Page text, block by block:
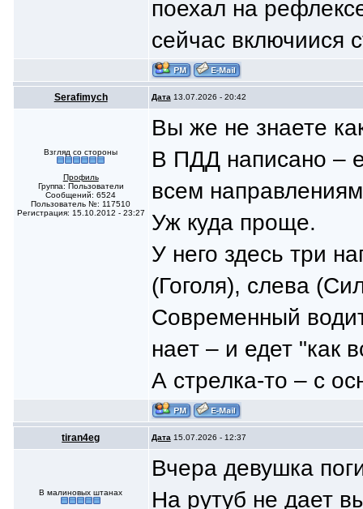
поехал на
сейчас включиися
Serafimych Дата 13.07.2026 - 20:42
Взгляд со стороны
Профиль
Группа: Пользователи
Сообщений: 6524
Пользователь №: 117510
Регистрация: 15.10.2012 - 23:27
Вы же не знаете
В ПДД написано –
всем
Уж куда проще.
У него здесь три
(Гоголя), слева
Современный
нает – и едет "как
А стрелка-то – с
tiran4eg Дата 15.07.2026 - 12:37
В малиновых штанах
Вчера девушка
На рутуб не дает